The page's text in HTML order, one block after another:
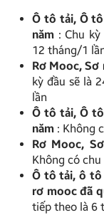
Ô tô tải, Ô
năm : Chu
12 tháng/1
Rơ Mooc, Sơ
kỳ đầu sẽ là
lần
Ô tô tải, Ô
năm : Không
Rơ Mooc,
Không có
Ô tô tải, ô tô
rơ mooc đã
tiếp theo là 6